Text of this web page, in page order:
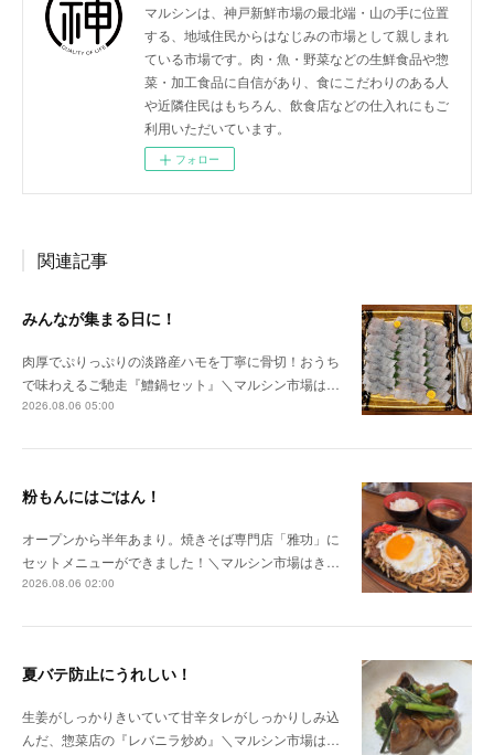
マルシンは、神戸新鮮市場の最北端・山の手に位置
する、地域住民からはなじみの市場として親しまれ
ている市場です。肉・魚・野菜などの生鮮食品や惣
菜・加工食品に自信があり、食にこだわりのある人
や近隣住民はもちろん、飲食店などの仕入れにもご
利用いただいています。
フォロー
関連記事
みんなが集まる日に！
肉厚でぷりっぷりの淡路産ハモを丁寧に骨切！おうち
で味わえるご馳走『鱧鍋セット』＼マルシン市場は…
2026.08.06 05:00
粉もんにはごはん！
オープンから半年あまり。焼きそば専門店「雅功」に
セットメニューができました！＼マルシン市場はき…
2026.08.06 02:00
夏バテ防止にうれしい！
生姜がしっかりきいていて甘辛タレがしっかりしみ込
んだ、惣菜店の『レバニラ炒め』＼マルシン市場は…